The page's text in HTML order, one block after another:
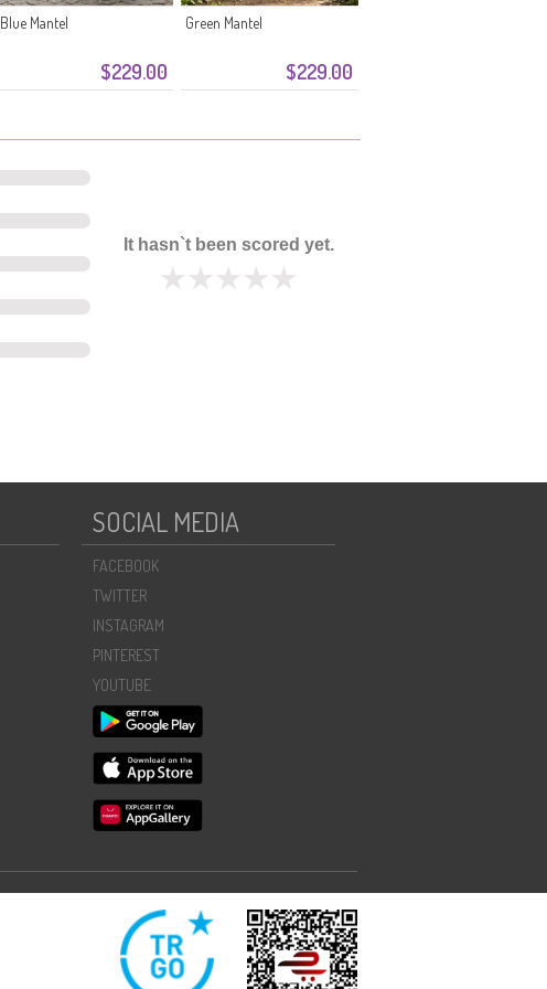
$229.00
Blue Mantel
$229.00
Green Mantel
It hasn`t been scored yet.
SOCIAL MEDIA
FACEBOOK
TWITTER
INSTAGRAM
PINTEREST
YOUTUBE